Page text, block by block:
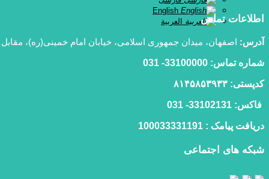
العربية
اطلاعات تماس
آدرس: اصفهان، میدان جمهوری اسلامی، خیابان امام خمینی(ره)،
شماره تماس: 33100000- 031
كدپستی: ۸۱۴۵۸۵۳۹۳۳
فاكس: 33102131- 031
دریافت پیامک : 100033331191
شبکه های اجتماعی